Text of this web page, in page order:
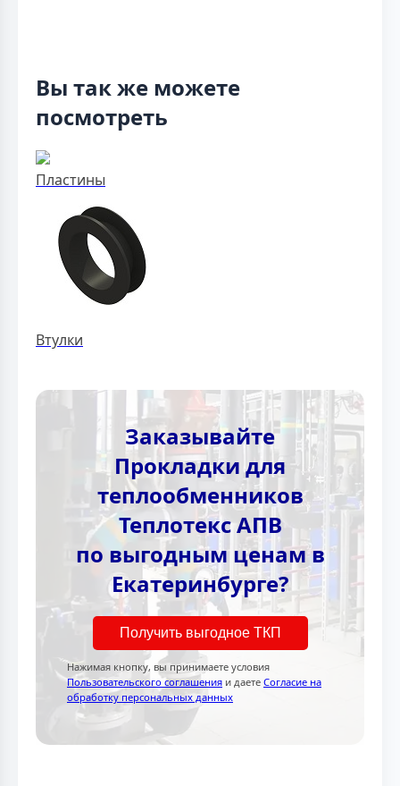
Вы так же можете
посмотреть
Пластины
Втулки
Заказывайте
Прокладки для
теплообменников
Теплотекс АПВ
по выгодным ценам в
Екатеринбурге?
Получить выгодное ТКП
Нажимая кнопку, вы принимаете условия
Пользовательского соглашения и даете Согласие на
обработку персональных данных